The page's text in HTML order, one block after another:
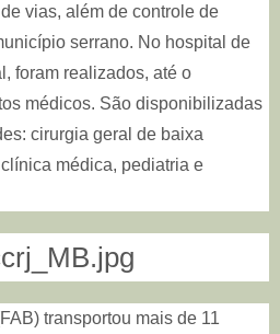
vias, além de controle de
serrano. No hospital de
foram realizados, até o
médicos. São disponibilizadas
cirurgia geral de baixa
médica, pediatria e
transportou mais de 11